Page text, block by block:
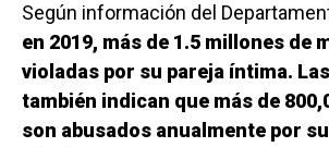
Según información del
en 2019, más de 1.5 millones de
violadas por su pareja íntima.
también indican que más de
son abusados anualmente por